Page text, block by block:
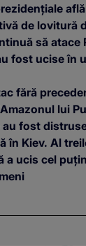
de lovitură
să atace
fost ucise în
fără
lui
au fost
în Kiev. Al
a ucis cel